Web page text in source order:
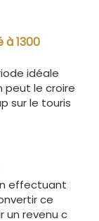
1300
idéale
peut le croire
sur le touris
effectuant
ce
un revenu c